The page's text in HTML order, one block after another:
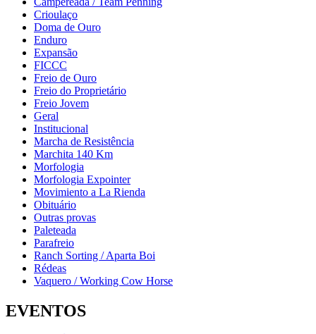
Crioulaço
Doma de Ouro
Enduro
Expansão
FICCC
Freio de Ouro
Freio do Proprietário
Freio Jovem
Geral
Institucional
Marcha de Resistência
Marchita 140 Km
Morfologia
Morfologia Expointer
Movimiento a La Rienda
Obituário
Outras provas
Paleteada
Parafreio
Ranch Sorting / Aparta Boi
Rédeas
Vaquero / Working Cow Horse
EVENTOS